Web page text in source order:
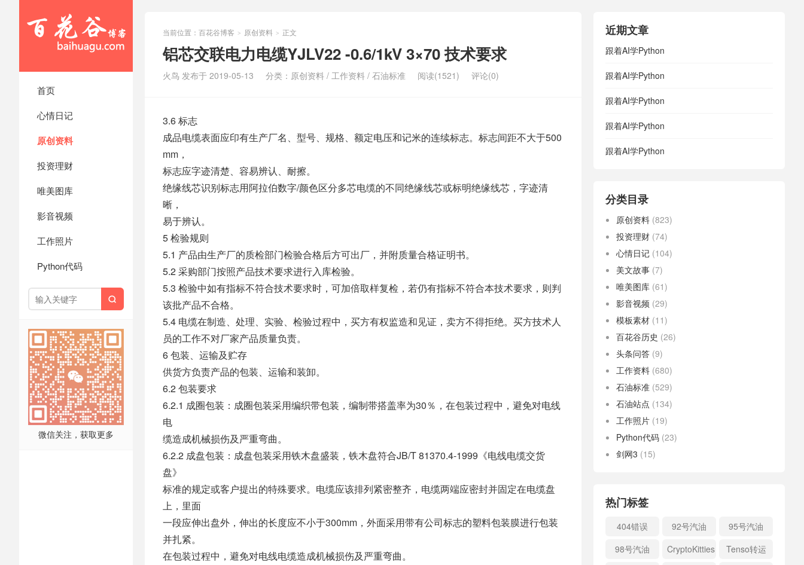
首页
心情日记
原创资料
投资理财
唯美图库
影音视频
工作照片
Python代码

微信关注，获取更多
当前位置： 百花谷博客 > 原创资料 > 正文
铝芯交联电力电缆YJLV22 -0.6/1kV 3×70 技术要求
火鸟 发布于 2019-05-13 分类： 原创资料 / 工作资料 / 石油标准 阅读(1521) 评论(0)
3.6 标志
成品电缆表面应印有生产厂名、型号、规格、额定电压和记米的连续标志。标志间距不大于500
mm，
标志应字迹清楚、容易辨认、耐擦。
绝缘线芯识别标志用阿拉伯数字/颜色区分多芯电缆的不同绝缘线芯或标明绝缘线芯，字迹清
晰，
易于辨认。
5 检验规则
5.1 产品由生产厂的质检部门检验合格后方可出厂，并附质量合格证明书。
5.2 采购部门按照产品技术要求进行入库检验。
5.3 检验中如有指标不符合技术要求时，可加倍取样复检，若仍有指标不符合本技术要求，则判
该批产品不合格。
5.4 电缆在制造、处理、实验、检验过程中，买方有权监造和见证，卖方不得拒绝。买方技术人
员的工作不对厂家产品质量负责。
6 包装、运输及贮存
供货方负责产品的包装、运输和装卸。
6.2 包装要求
6.2.1 成圈包装：成圈包装采用编织带包装，编制带搭盖率为30％，在包装过程中，避免对电线
电
缆造成机械损伤及严重弯曲。
6.2.2 成盘包装：成盘包装采用铁木盘盛装，铁木盘符合JB/T 81370.4-1999《电线电缆交货
盘》
标准的规定或客户提出的特殊要求。电缆应该排列紧密整齐，电缆两端应密封并固定在电缆盘
上，里面
一段应伸出盘外，伸出的长度应不小于300mm，外面采用带有公司标志的塑料包装膜进行包装
并扎紧。
在包装过程中，避免对电线电缆造成机械损伤及严重弯曲。
近期文章
跟着AI学Python
跟着AI学Python
跟着AI学Python
跟着AI学Python
跟着AI学Python
分类目录
原创资料 (823)
投资理财 (74)
心情日记 (104)
美文故事 (7)
唯美图库 (61)
影音视频 (29)
模板素材 (11)
百花谷历史 (26)
头条问答 (9)
工作资料 (680)
石油标准 (529)
石油站点 (134)
工作照片 (19)
Python代码 (23)
剑网3 (15)
热门标签
404错误 92号汽油
95号汽油
98号汽油
CryptoKitties
Tenso转运